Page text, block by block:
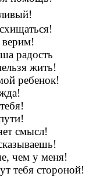
радость
жить!
ребенок!
смысл!
чем у меня!
тебя стороной!